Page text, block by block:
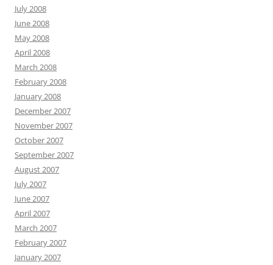
July 2008
June 2008
May 2008
April 2008
March 2008
February 2008
January 2008
December 2007
November 2007
October 2007
September 2007
August 2007
July 2007
June 2007
April 2007
March 2007
February 2007
January 2007